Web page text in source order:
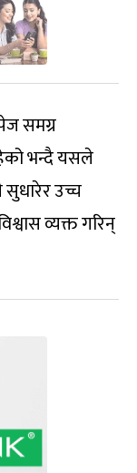
समग्र
भन्दै यसले
सुधारेर उच्च
व्यक्त गरिन्